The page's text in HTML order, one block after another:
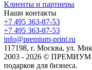
Клиенты и партнеры
Наши контакты
+7 495 363-87-53
+7 495 363-87-53
info@premium-print.ru
117198, г. Москва, ул.
2003 - 2026 © ПРЕМИУМ
подарков для бизнеса.